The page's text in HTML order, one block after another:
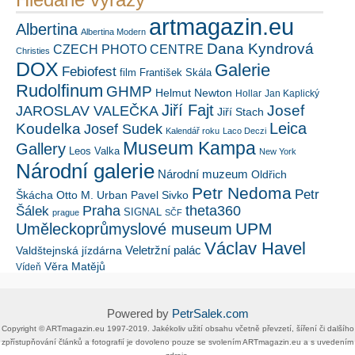
Albertina Albertina Modern artmagazin.eu
Christies CZECH PHOTO CENTRE Dana Kyndrová
DOX Febiofest film František Skála Galerie
Rudolfinum GHMP Helmut Newton Hollar Jan Kaplický
JAROSLAV VALEČKA Jiří Fajt Jiří Stach Josef
Koudelka Josef Sudek Kalendář roku Laco Deczi Leica
Gallery Leos Valka Museum Kampa New York
Národní galerie Národní muzeum Oldřich
Škácha Otto M. Urban Pavel Sivko Petr Nedoma Petr
Šálek prague Praha SIGNAL SČF theta360
Uměleckoprůmyslové museum UPM
Valdštejnská jízdárna Veletržní palác Václav Havel
Vídeň Věra Matějů
Powered by PetrSalek.com
Copyright ©​ ​​ARTmagazin.eu ​1997-2019​.​ Jakékoliv užití obsahu včetně převzetí, šíření či dalšího
zpřístupňování článků a fotografií je dovoleno pouze se svolením ​ARTmagazin.eu​ ​a s uvedením